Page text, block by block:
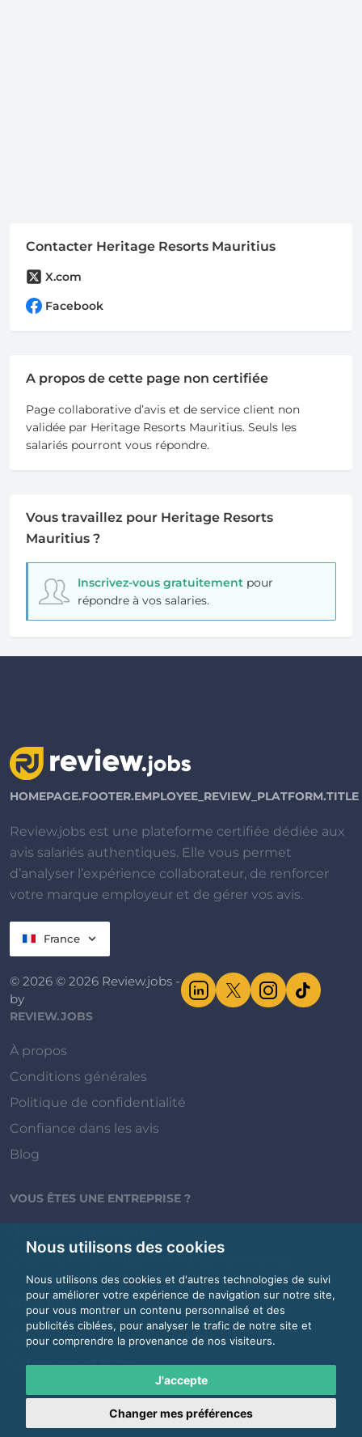
Nous utilisons des cookies
Nous utilisons des cookies et d'autres technologies de suivi
pour améliorer votre expérience de navigation sur notre site,
pour vous montrer un contenu personnalisé et des
publicités ciblées, pour analyser le trafic de notre site et
pour comprendre la provenance de nos visiteurs.
J'accepte
Changer mes préférences
Contacter Heritage Resorts Mauritius
X.com
Facebook
A propos de cette page non certifiée
Page collaborative d’avis et de service client non
validée par Heritage Resorts Mauritius. Seuls les
salariés pourront vous répondre.
Vous travaillez pour Heritage Resorts
Mauritius ?
Inscrivez-vous gratuitementpour
répondre à vos salaries.
HOMEPAGE.FOOTER.EMPLOYEE_REVIEW_PLATFORM.TITLE
Review.jobs est une plateforme certifiée dédiée aux
avis salariés authentiques. Elle vous permet
d’analyser l’expérience collaborateur, de renforcer
votre marque employeur et de gérer vos avis.
France
© 2026 © 2026 Review.jobs -
by
REVIEW.JOBS
À propos
Conditions générales
Politique de confidentialité
Confiance dans les avis
Blog
VOUS ÊTES UNE ENTREPRISE ?
Créer ou revendiquer votre page entreprise
VOUS ÊTES UN SALARIÉ ?
Se connecter / Créer un compte
Catégories et fiches